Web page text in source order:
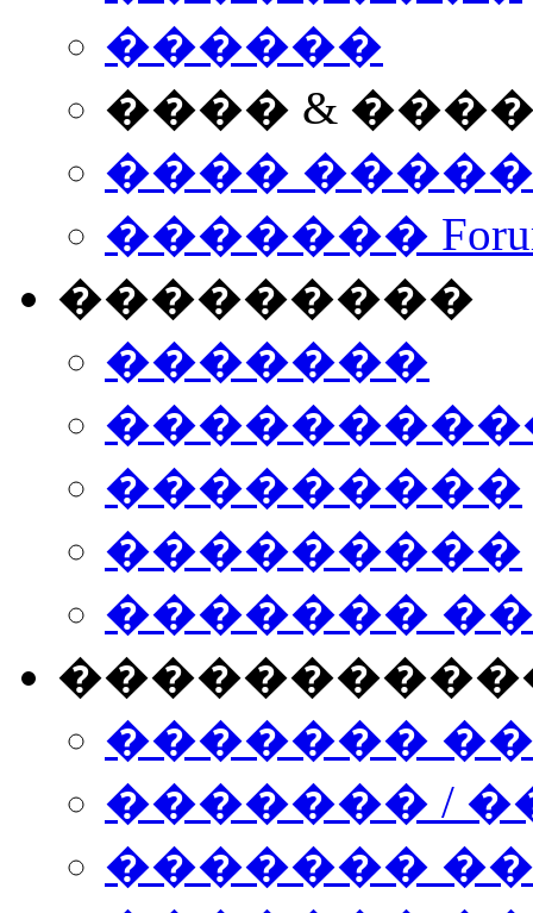
������
���� &
����
�������
���������
�������
���������
���������
�������
�������
������� /
�������